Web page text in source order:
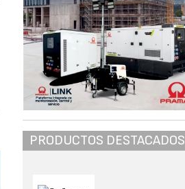
PRODUCTOS DESTACADOS